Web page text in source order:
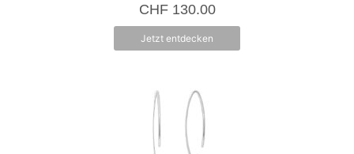
CHF130.00
Jetzt entdecken